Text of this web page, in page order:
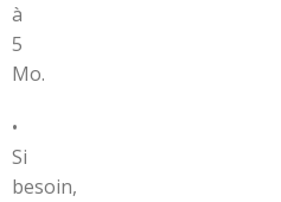
à
5
Mo.
•
Si
besoin,